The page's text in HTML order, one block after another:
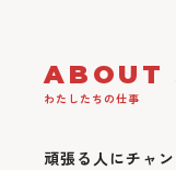
ABOUT
わたしたちの仕事
頑張る人にチャ